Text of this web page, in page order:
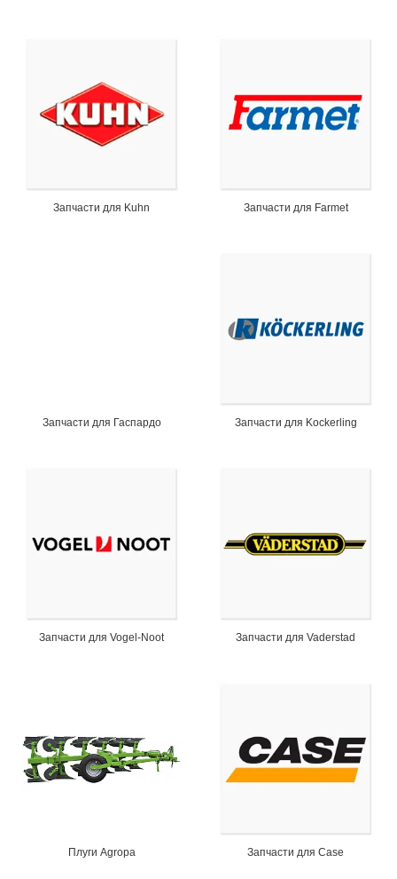
Запчасти для Kuhn Запчасти для Farmet
Запчасти для Гаспардо Запчасти для Kockerling
Запчасти для Vogel-Noot Запчасти для Vaderstad
Плуги Agropa Запчасти для Case